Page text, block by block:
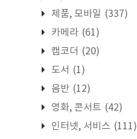
제품, 모바일 (337)
카메라 (61)
캠코더 (20)
도서 (1)
음반 (12)
영화, 콘서트 (42)
인터넷, 서비스 (111)